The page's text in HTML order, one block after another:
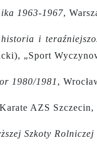
1963-1967,
i
„Sport
1980/1981 ,
AZS Szczecin,
Szkoty